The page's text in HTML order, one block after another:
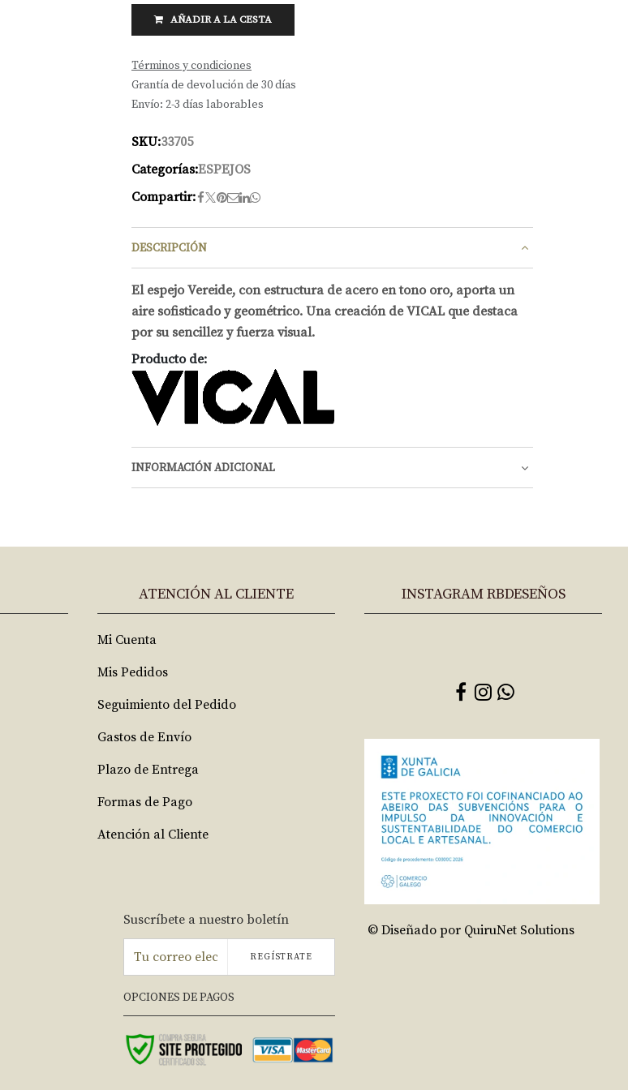
AÑADIR A LA CESTA
Términos y condiciones
Grantía de devolución de 30 días
Envío: 2-3 días laborables
SKU:33705
Categorías:ESPEJOS
Compartir:
DESCRIPCIÓN
El espejo Vereide, con estructura de acero en tono oro, aporta un
aire sofisticado y geométrico. Una creación de VICAL que destaca
por su sencillez y fuerza visual.
Producto de:
INFORMACIÓN ADICIONAL
ATENCIÓN AL CLIENTE
Mi Cuenta
Mis Pedidos
Seguimiento del Pedido
Gastos de Envío
Plazo de Entrega
Formas de Pago
Atención al Cliente
Suscríbete a nuestro boletín
REGÍSTRATE
OPCIONES DE PAGOS
INSTAGRAM RBDESEÑOS
© Diseñado por QuiruNet Solutions